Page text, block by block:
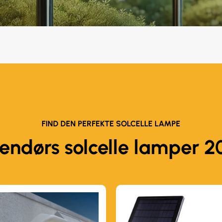
FIND DEN PERFEKTE SOLCELLE LAMPE
solcelle lamper